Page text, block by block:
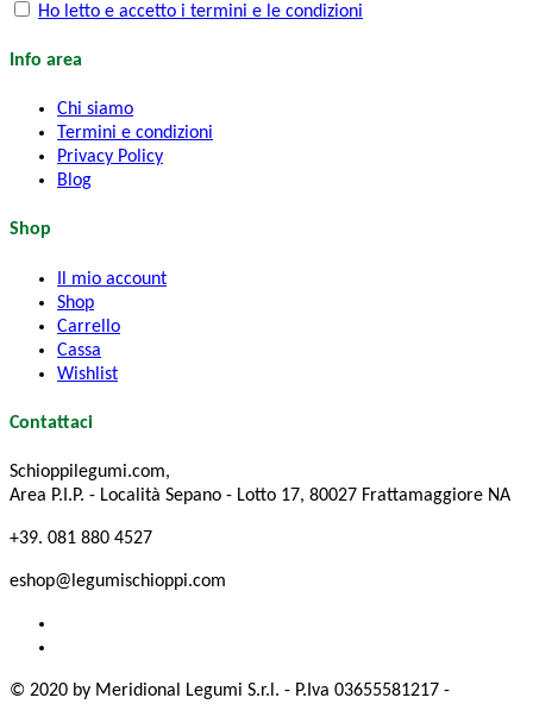
Ho letto e accetto i termini e le condizioni
Info area
Chi siamo
Termini e condizioni
Privacy Policy
Blog
Shop
Il mio account
Shop
Carrello
Cassa
Wishlist
Contattaci
Schioppilegumi.com,
Area P.I.P. - Località Sepano - Lotto 17, 80027 Frattamaggiore NA
+39. 081 880 4527
eshop@legumischioppi.com
© 2020 by Meridional Legumi S.r.l. - P.Iva 03655581217 -